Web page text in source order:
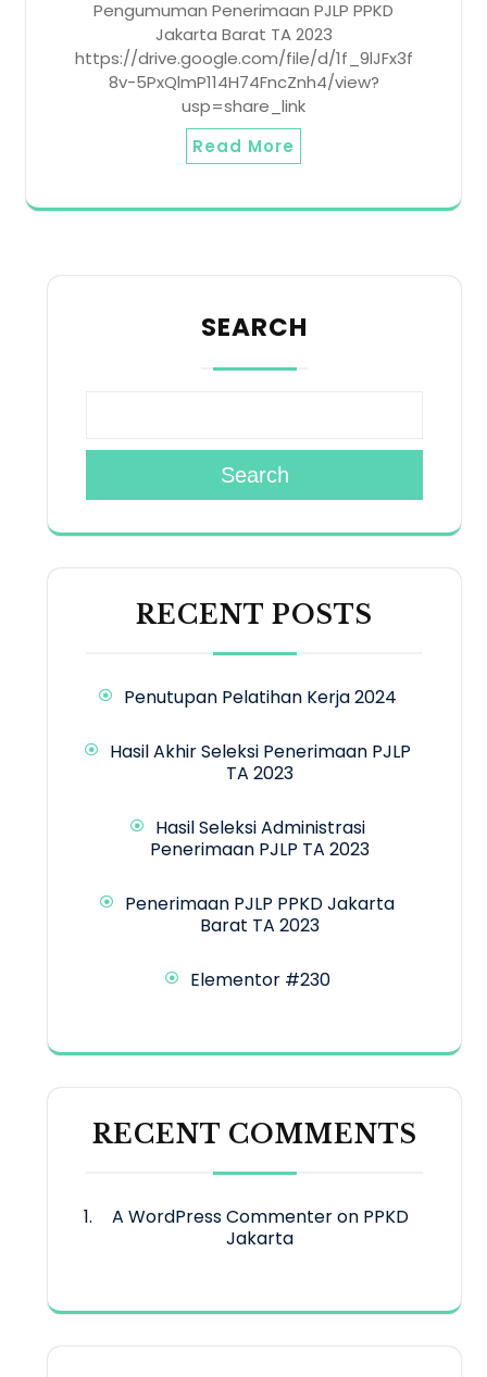
Pengumuman Penerimaan PJLP PPKD
Jakarta Barat TA 2023
https://drive.google.com/file/d/1f_9lJFx3f
8v-5PxQlmP114H74FncZnh4/view?
usp=share_link
Read More
SEARCH
Search
RECENT POSTS
Penutupan Pelatihan Kerja 2024
Hasil Akhir Seleksi Penerimaan PJLP
TA 2023
Hasil Seleksi Administrasi
Penerimaan PJLP TA 2023
Penerimaan PJLP PPKD Jakarta
Barat TA 2023
Elementor #230
RECENT COMMENTS
A WordPress Commenteron PPKD
Jakarta